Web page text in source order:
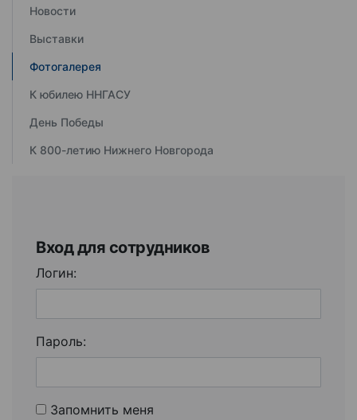
Новости
Выставки
Фотогалерея
К юбилею ННГАСУ
День Победы
К 800-летию Нижнего Новгорода
Вход для сотрудников
Логин:
Пароль:
Запомнить меня